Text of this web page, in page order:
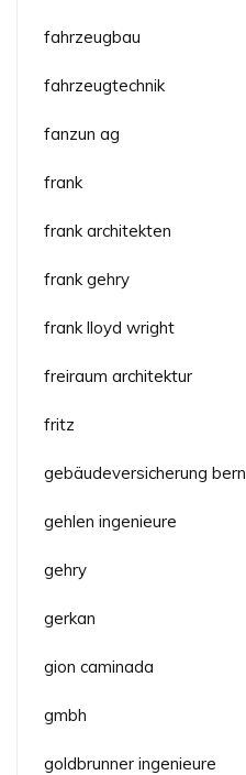
fahrzeugbau
fahrzeugtechnik
fanzun ag
frank
frank architekten
frank gehry
frank lloyd wright
freiraum architektur
fritz
gebäudeversicherung bern
gehlen ingenieure
gehry
gerkan
gion caminada
gmbh
goldbrunner ingenieure